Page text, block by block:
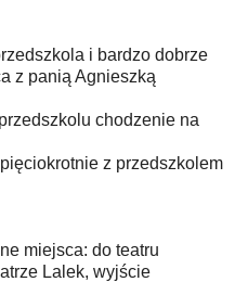
i bardzo dobrze
z panią Agnieszką
chodzenie na
z przedszkolem
miejsca: do teatru
Lalek, wyjście